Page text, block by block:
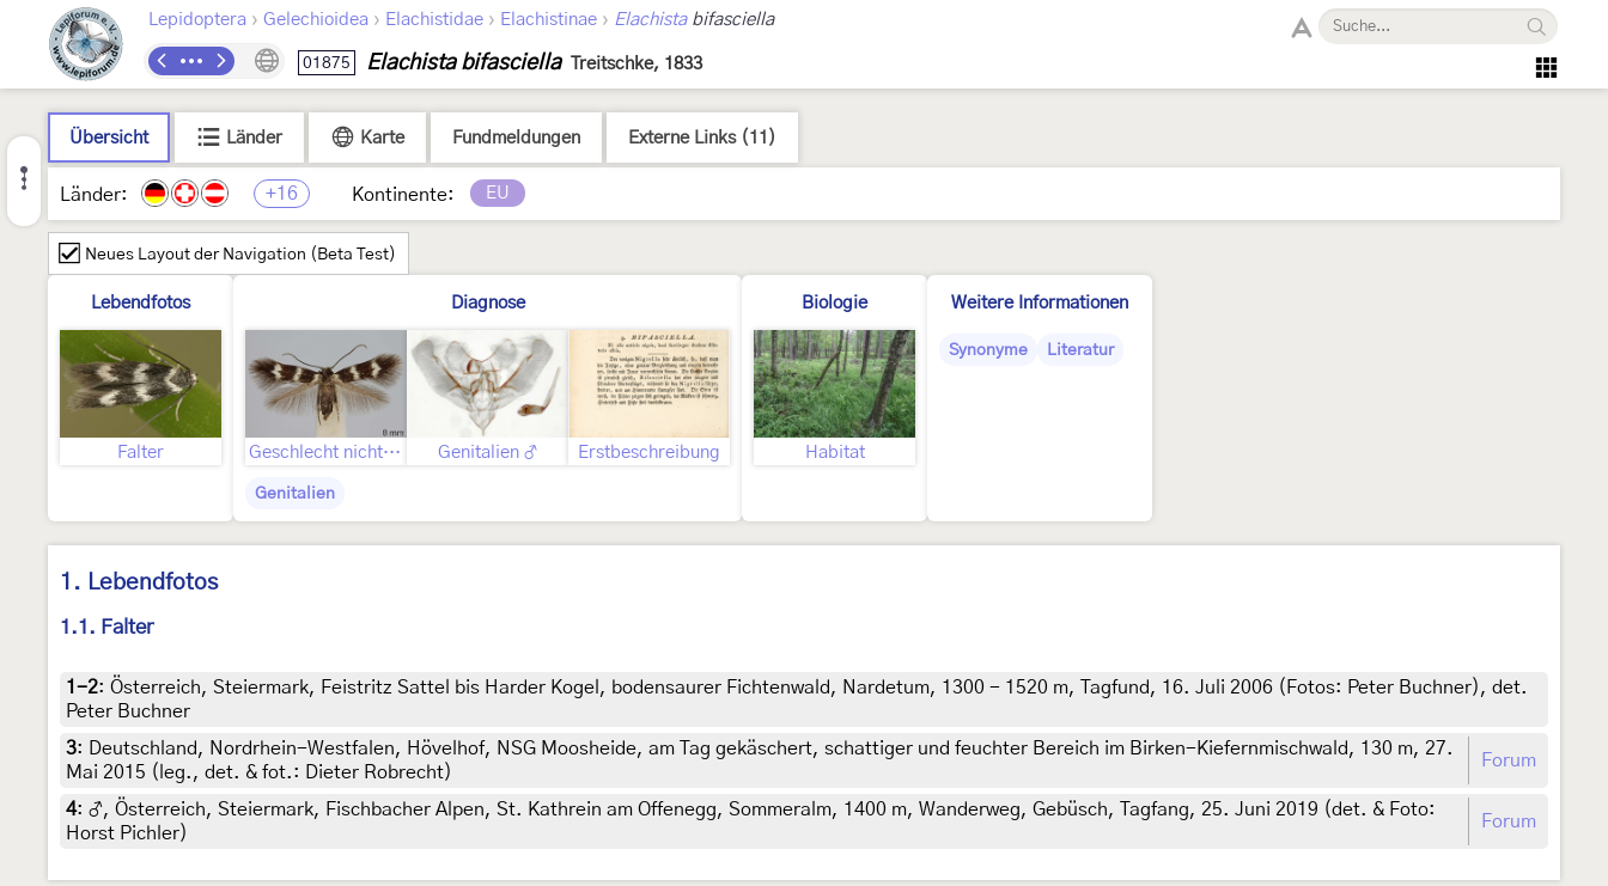
Lepidoptera › Gelechioidea › Elachistidae › Elachistinae › Elachistabifasciella
01875 Elachista bifasciella Treitschke, 1833
Übersicht Länder Karte Fundmeldungen Externe Links (11)
Länder: +16 Kontinente: EU
Neues Layout der Navigation (Beta Test)
Lebendfotos
Falter
Diagnose
Geschlecht nicht bestimmt Genitalien ♂ Erstbeschreibung
Genitalien
Biologie
Habitat
Weitere Informationen
Synonyme Literatur
1. Lebendfotos
1.1. Falter
1-2: Österreich, Steiermark, Feistritz Sattel bis Harder Kogel, bodensaurer Fichtenwald, Nardetum, 1300 - 1520 m, Tagfund, 16. Juli 2006 (Fotos: Peter Buchner), det.
Peter Buchner
3:
Deutschland, Nordrhein-Westfalen, Hövelhof, NSG Moosheide, am Tag gekäschert, schattiger und feuchter Bereich im Birken-Kiefernmischwald, 130 m, 27.
Mai 2015 (leg., det. & fot.: Dieter Robrecht)
Forum
4: ♂, Österreich, Steiermark, Fischbacher Alpen, St. Kathrein am Offenegg, Sommeralm, 1400 m, Wanderweg, Gebüsch, Tagfang, 25. Juni 2019 (det. & Foto:
Horst Pichler)
Forum